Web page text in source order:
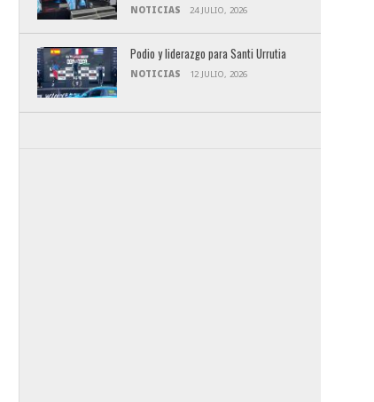
NOTICIAS 24 JULIO, 2026
Podio y liderazgo para Santi Urrutia
NOTICIAS 12 JULIO, 2026